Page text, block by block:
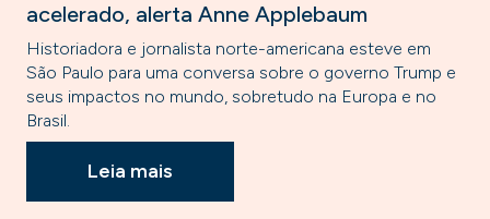
acelerado, alerta Anne Applebaum
Historiadora e jornalista norte-americana esteve em
São Paulo para uma conversa sobre o governo Trump e
seus impactos no mundo, sobretudo na Europa e no
Brasil.
Leia mais